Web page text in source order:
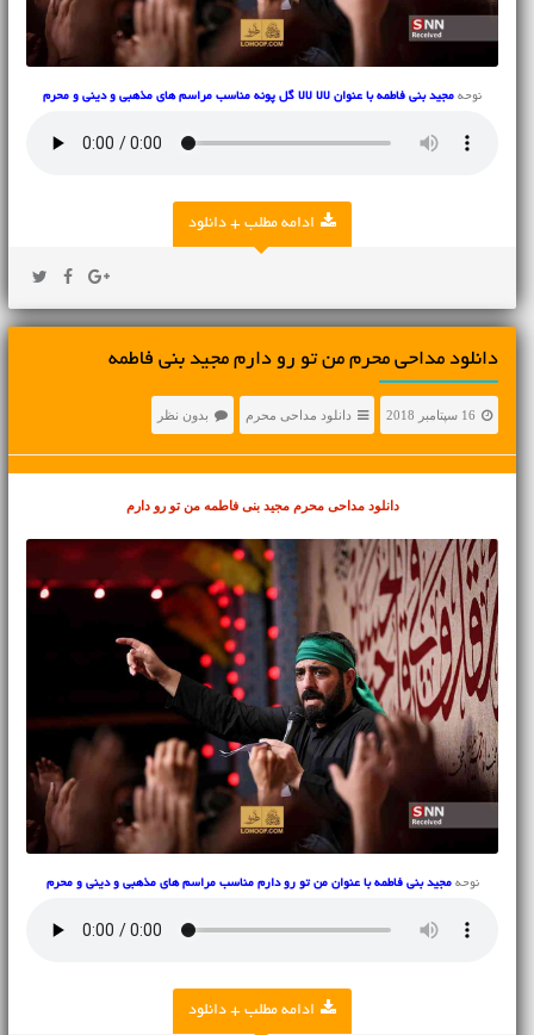
نوحه مجید بنی فاطمه با عنوان لالا لالا گل پونه مناسب مراسم های مذهبی و دینی و محرم
ادامه مطلب + دانلود
دانلود مداحی محرم من تو رو دارم مجید بنی فاطمه
16 سپتامبر 2018 دانلود مداحی محرم بدون نظر
دانلود مداحی محرم مجید بنی فاطمه من تو رو دارم
نوحه مجید بنی فاطمه با عنوان من تو رو دارم مناسب مراسم های مذهبی و دینی و محرم
ادامه مطلب + دانلود